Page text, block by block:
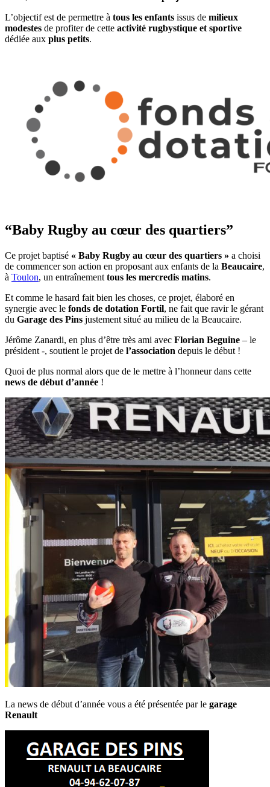
L’objectif est de permettre à tous les enfants issus de milieux
modestes de profiter de cette activité rugbystique et sportive
dédiée aux plus petits.
“Baby Rugby au cœur des quartiers”
Ce projet baptisé « Baby Rugby au cœur des quartiers » a choisi
de commencer son action en proposant aux enfants de la Beaucaire,
à Toulon, un entraînement tous les mercredis matins.
Et comme le hasard fait bien les choses, ce projet, élaboré en
synergie avec le fonds de dotation Fortil, ne fait que ravir le gérant
du Garage des Pins justement situé au milieu de la Beaucaire.
Jérôme Zanardi, en plus d’être très ami avec Florian Beguine – le
président -, soutient le projet de l’association depuis le début !
Quoi de plus normal alors que de le mettre à l’honneur dans cette
news de début d’année !
La news de début d’année vous a été présentée par le garage
Renault